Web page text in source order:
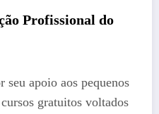
Profissional do
apoio aos pequenos
gratuitos voltados